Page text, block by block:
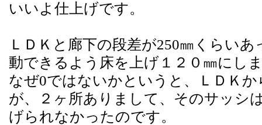
いいよ仕上げです。
ＬＤＫと廊下の段差が250㎜くらい
動できるよう床を上げ１２０㎜にし
なぜ0ではないかというと、ＬＤＫ
が、２ヶ所ありまして、そのサッシ
げられなかったのです。